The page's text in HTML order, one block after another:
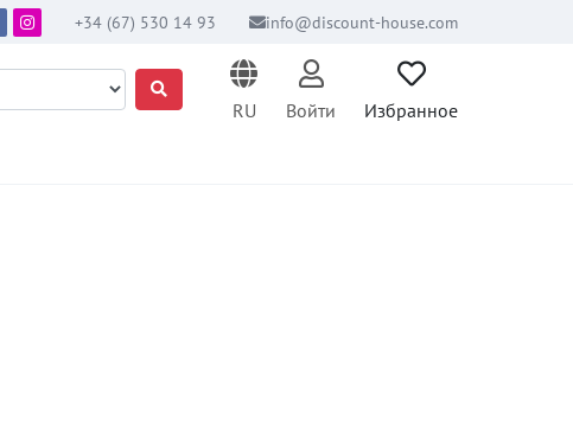
+34 (67) 530 14 93 info@discount-house.com
RU
Войти Избранное